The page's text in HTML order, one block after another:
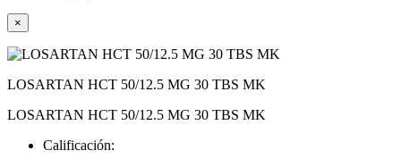
×
LOSARTAN HCT 50/12.5 MG 30 TBS MK
LOSARTAN HCT 50/12.5 MG 30 TBS MK
Calificación: